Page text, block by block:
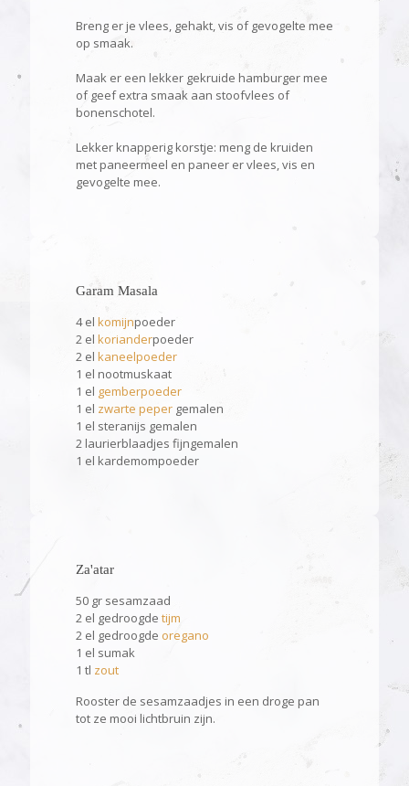
Breng er je vlees, gehakt, vis of gevogelte mee
op smaak.
Maak er een lekker gekruide hamburger mee
of geef extra smaak aan stoofvlees of
bonenschotel.
Lekker knapperig korstje: meng de kruiden
met paneermeel en paneer er vlees, vis en
gevogelte mee.
Garam Masala
4 el komijnpoeder
2 el korianderpoeder
2 el kaneelpoeder
1 el nootmuskaat
1 el gemberpoeder
1 el zwarte pepergemalen
1 el steranijs gemalen
2 laurierblaadjes fijngemalen
1 el kardemompoeder
Za'atar
50 gr sesamzaad
2 el gedroogde tijm
2 el gedroogde oregano
1 el sumak
1 tl zout
Rooster de sesamzaadjes in een droge pan
tot ze mooi lichtbruin zijn.